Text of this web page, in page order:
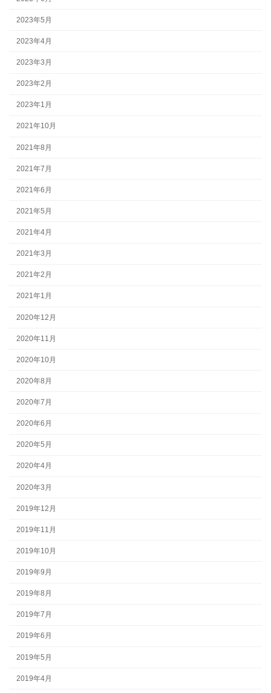
2023年5月
2023年4月
2023年3月
2023年2月
2023年1月
2021年10月
2021年8月
2021年7月
2021年6月
2021年5月
2021年4月
2021年3月
2021年2月
2021年1月
2020年12月
2020年11月
2020年10月
2020年8月
2020年7月
2020年6月
2020年5月
2020年4月
2020年3月
2019年12月
2019年11月
2019年10月
2019年9月
2019年8月
2019年7月
2019年6月
2019年5月
2019年4月